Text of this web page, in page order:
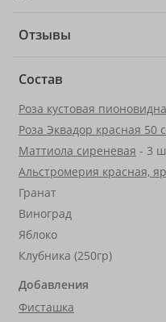
Отзывы
Состав
Роза кустовая
Роза Эквадор красная 50
Маттиола сиреневая - 3
Альстромерия красная,
Гранат
Виноград
Яблоко
Клубника (250гр)
Добавления
Фисташка